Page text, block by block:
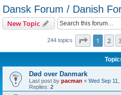
Dansk Forum / Danish
New Topic
244 topics Page 1of
1 2
Død over Danmark
Last post by pacman « Wed Sep
Replies: 2